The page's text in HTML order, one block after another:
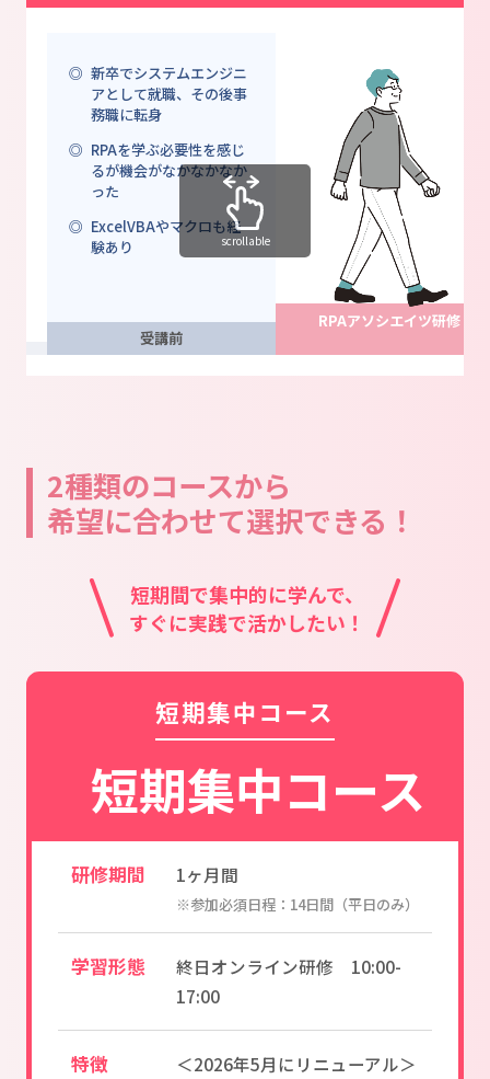
受講前
新卒でシステムエンジニ
アとして就職、その後事
務職に転身
RPAを学ぶ必要性を感じ
るが機会がなかなかなか
った
ExcelVBAやマクロも経
験あり
RPAアソシエイツ研修
scrollable
2種類のコースから
希望に合わせて選択できる！
短期間で集中的に学んで、
すぐに実践で活かしたい！
短期集中コース
短期集中コース
研修期間 1ヶ月間
※参加必須日程：14日間（平日のみ）
学習形態
終日オンライン研修 10:00-
17:00
特徴
＜2026年5月にリニューアル＞